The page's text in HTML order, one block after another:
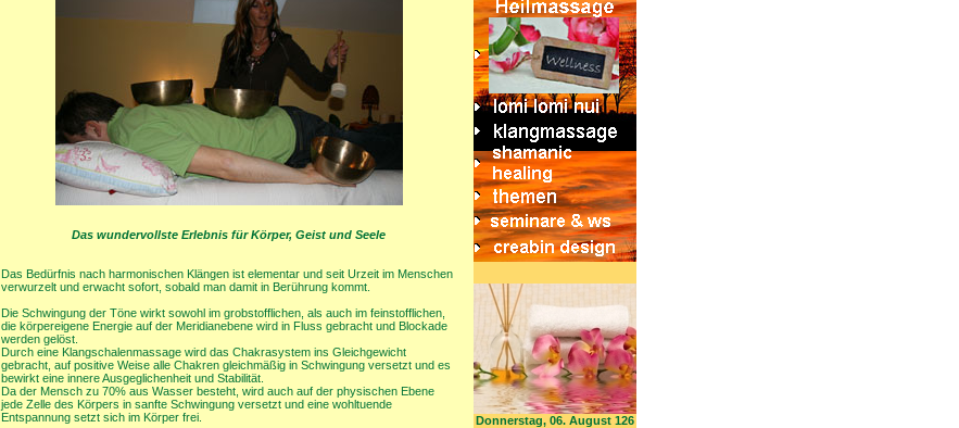
Das wundervollste Erlebnis für Körper, Geist und Seele
Das Bedürfnis nach harmonischen Klängen ist elementar und seit Urzeit im Menschen
verwurzelt und erwacht sofort, sobald man damit in Berührung kommt.
Die Schwingung der Töne wirkt sowohl im grobstofflichen, als auch im feinstofflichen,
die körpereigene Energie auf der Meridianebene wird in Fluss gebracht und Blockade
werden gelöst.
Durch eine Klangschalenmassage wird das Chakrasystem ins Gleichgewicht
gebracht, auf positive Weise alle Chakren gleichmäßig in Schwingung versetzt und es
bewirkt eine innere Ausgeglichenheit und Stabilität.
Da der Mensch zu 70% aus Wasser besteht, wird auch auf der physischen Ebene
jede Zelle des Körpers in sanfte Schwingung versetzt und eine wohltuende
Entspannung setzt sich im Körper frei.
Donnerstag, 06. August 126